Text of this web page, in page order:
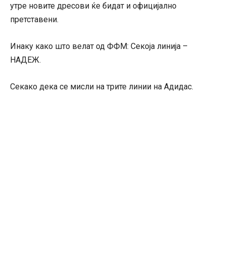
утре новите дресови ќе бидат и официјално
претставени.
Инаку како што велат од ФФМ: Секоја линија –
НАДЕЖ.
Секако дека се мисли на трите линии на Адидас.